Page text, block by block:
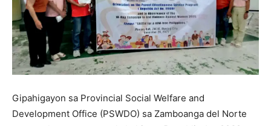
Gipahigayon sa Provincial Social Welfare and
Development Office (PSWDO) sa Zamboanga del Norte